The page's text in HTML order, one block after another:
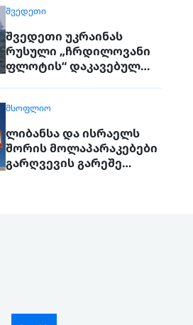
ᲨᲕᲔᲓᲔᲗᲘ
შვედეთი უკრაინას
რუსული „ჩრდილოვანი
ფლოტის“ დაკავებულ
ᲛᲡᲝᲤᲚᲘᲝ
ლიბანსა და ისრაელს
შორის მოლაპარაკებები
გარღვევის გარეშე